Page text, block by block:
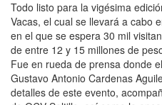
Todo listo para la vigésima
Vacas, el cual se llevará a cabo
en el que se espera 30 mil
de entre 12 y 15 millones de
Fue en rueda de prensa donde
Gustavo Antonio Cardenas
detalles de este evento,